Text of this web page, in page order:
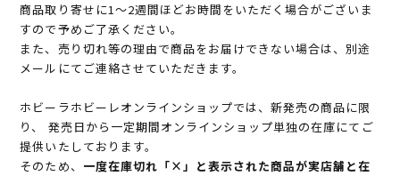
商品取り寄せに1～2週間ほどお時間をいただく場合がございま
すので予めご了承ください。
また、売り切れ等の理由で商品をお届けできない場合は、別途
メールにてご連絡させていただきます。
ホビーラホビーレオンラインショップでは、新発売の商品に限
り、 発売日から一定期間オンラインショップ単独の在庫にてご
提供いたしております。
そのため、 一度在庫切れ「×」と表示された商品が実店舗と在